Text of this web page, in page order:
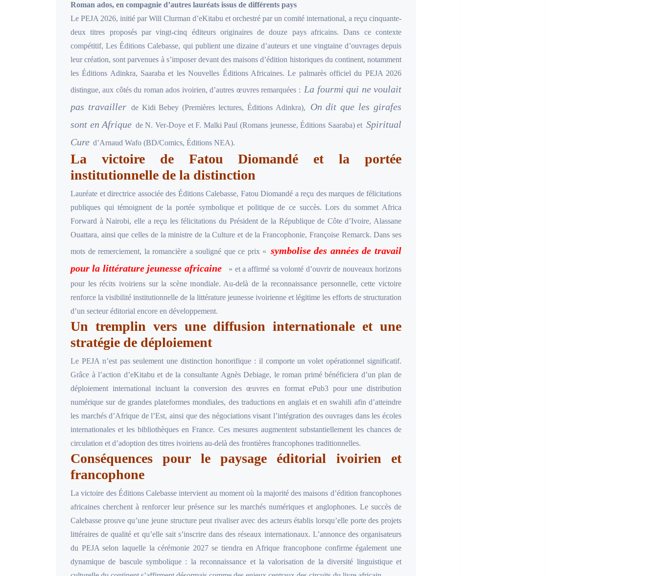
Roman ados, en compagnie d’autres lauréats issus de différents pays
Le PEJA 2026, initié par Will Clurman d’eKitabu et orchestré par un comité international, a reçu cinquante-
deux titres proposés par vingt-cinq éditeurs originaires de douze pays africains. Dans ce contexte
compétitif, Les Éditions Calebasse, qui publient une dizaine d’auteurs et une vingtaine d’ouvrages depuis
leur création, sont parvenues à s’imposer devant des maisons d’édition historiques du continent, notamment
les Éditions Adinkra, Saaraba et les Nouvelles Éditions Africaines. Le palmarès officiel du PEJA 2026
distingue, aux côtés du roman ados ivoirien, d’autres œuvres remarquées : La fourmi qui ne voulait
pas travailler de Kidi Bebey (Premières lectures, Éditions Adinkra),
On dit que les girafes
sont en Afrique de N. Ver-Doye et F. Malki Paul (Romans jeunesse, Éditions Saaraba) et Spiritual
Cure d’Arnaud Wafo (BD/Comics, Éditions NEA).
La victoire de Fatou Diomandé et la portée
institutionnelle de la distinction
Lauréate et directrice associée des Éditions Calebasse, Fatou Diomandé a reçu des marques de félicitations
publiques qui témoignent de la portée symbolique et politique de ce succès. Lors du sommet Africa
Forward à Nairobi, elle a reçu les félicitations du Président de la République de Côte d’Ivoire, Alassane
Ouattara, ainsi que celles de la ministre de la Culture et de la Francophonie, Françoise Remarck. Dans ses
mots de remerciement, la romancière a souligné que ce prix « symbolise des années de travail
pour la littérature jeunesse africaine
» et a affirmé sa volonté d’ouvrir de nouveaux horizons
pour les récits ivoiriens sur la scène mondiale. Au-delà de la reconnaissance personnelle, cette victoire
renforce la visibilité institutionnelle de la littérature jeunesse ivoirienne et légitime les efforts de structuration
d’un secteur éditorial encore en développement.
Un tremplin vers une diffusion internationale et une
stratégie de déploiement
Le PEJA n’est pas seulement une distinction honorifique : il comporte un volet opérationnel significatif.
Grâce à l’action d’eKitabu et de la consultante Agnès Debiage, le roman primé bénéficiera d’un plan de
déploiement international incluant la conversion des œuvres en format ePub3 pour une distribution
numérique sur de grandes plateformes mondiales, des traductions en anglais et en swahili afin d’atteindre
les marchés d’Afrique de l’Est, ainsi que des négociations visant l’intégration des ouvrages dans les écoles
internationales et les bibliothèques en France. Ces mesures augmentent substantiellement les chances de
circulation et d’adoption des titres ivoiriens au-delà des frontières francophones traditionnelles.
Conséquences pour le paysage éditorial ivoirien et
francophone
La victoire des Éditions Calebasse intervient au moment où la majorité des maisons d’édition francophones
africaines cherchent à renforcer leur présence sur les marchés numériques et anglophones. Le succès de
Calebasse prouve qu’une jeune structure peut rivaliser avec des acteurs établis lorsqu’elle porte des projets
littéraires de qualité et qu’elle sait s’inscrire dans des réseaux internationaux. L’annonce des organisateurs
du PEJA selon laquelle la cérémonie 2027 se tiendra en Afrique francophone confirme également une
dynamique de bascule symbolique : la reconnaissance et la valorisation de la diversité linguistique et